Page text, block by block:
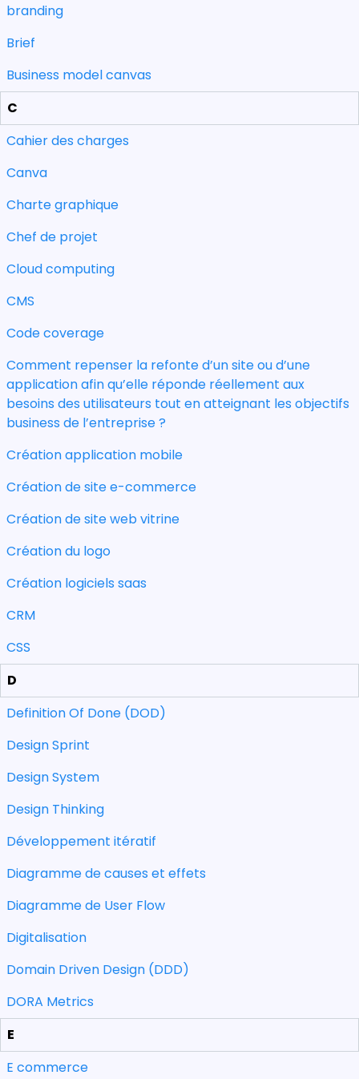
branding
Brief
Business model canvas
C
Cahier des charges
Canva
Charte graphique
Chef de projet
Cloud computing
CMS
Code coverage
Comment repenser la refonte d’un site ou d’une
application afin qu’elle réponde réellement aux
besoins des utilisateurs tout en atteignant les objectifs
business de l’entreprise ?
Création application mobile
Création de site e-commerce
Création de site web vitrine
Création du logo
Création logiciels saas
CRM
CSS
D
Definition Of Done (DOD)
Design Sprint
Design System
Design Thinking
Développement itératif
Diagramme de causes et effets
Diagramme de User Flow
Digitalisation
Domain Driven Design (DDD)
DORA Metrics
E
E commerce